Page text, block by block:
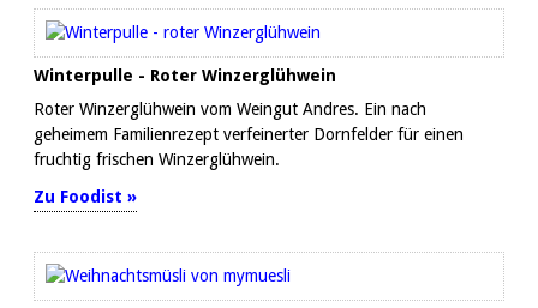
Winterpulle - Roter Winzerglühwein
Roter Winzerglühwein vom Weingut Andres. Ein nach
geheimem Familienrezept verfeinerter Dornfelder für einen
fruchtig frischen Winzerglühwein.
Zu Foodist »